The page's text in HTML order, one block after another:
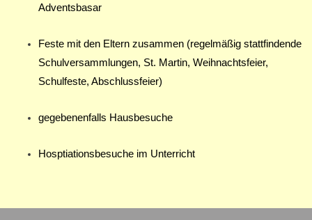
Adventsbasar
Feste mit den Eltern zusammen (regelmäßig stattfindende
Schulversammlungen, St. Martin, Weihnachtsfeier,
Schulfeste, Abschlussfeier)
gegebenenfalls Hausbesuche
Hosptiationsbesuche im Unterricht